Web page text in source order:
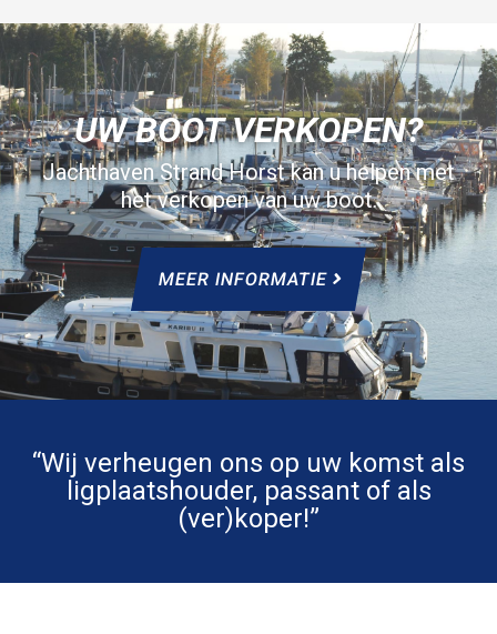
UW BOOT VERKOPEN?
Jachthaven Strand Horst kan u helpen met
het verkopen van uw boot.
MEER INFORMATIE
“Wij verheugen ons op uw komst als
ligplaatshouder, passant of als
(ver)koper!”